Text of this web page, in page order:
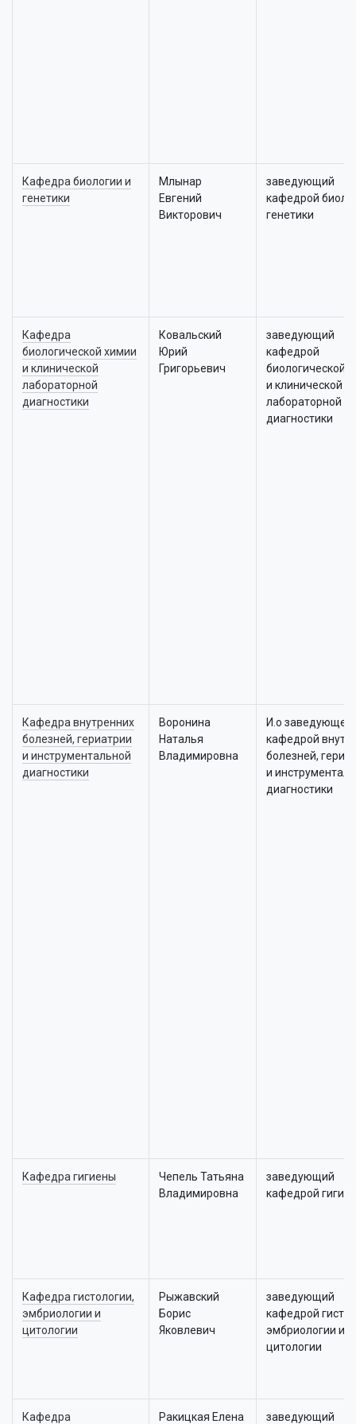
Кафедра биологии и
генетики
Млынар
Евгений
Викторович
заведующий
кафедрой
генетики
Кафедра
биологической химии
и клинической
лабораторной
диагностики
Ковальский
Юрий
Григорьевич
заведующий
кафедрой
биологической
и клинической
лабораторной
диагностики
Кафедра внутренних
болезней, гериатрии
и инструментальной
диагностики
Воронина
Наталья
Владимировна
И.о
кафедрой
болезней,
и
диагностики
Кафедра гигиены
Чепель Татьяна
Владимировна
заведующий
кафедрой
Кафедра гистологии,
эмбриологии и
цитологии
Рыжавский
Борис
Яковлевич
заведующий
кафедрой
эмбриологии и
цитологии
Кафедра
Ракицкая Елена
заведующий